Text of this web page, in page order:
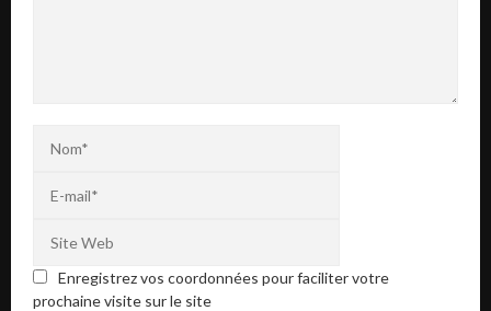
Enregistrez vos coordonnées pour faciliter votre
prochaine visite sur le site